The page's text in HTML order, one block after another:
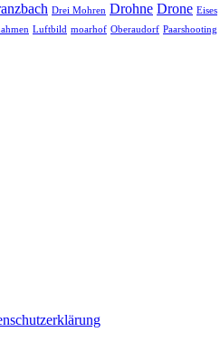
Drei Mohren Drohne Drone Eises
Luftbild moarhof Oberaudorf Paarshooting